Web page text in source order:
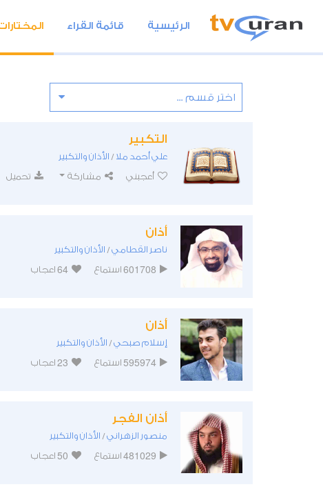
الرئيسية قائمة القراء
التكبير
علي أحمد ملا / الأذان والتكبير
أعجبني
مشاركة تحميل
أذان
ناصر القطامي/ الأذان والتكبير
601708 استماع 64 اعجاب
أذان
إسلام صبحي/ الأذان والتكبير
595974 استماع 23 اعجاب
أذان الفجر
منصور الزهراني/ الأذان والتكبير
481029 استماع 50 اعجاب